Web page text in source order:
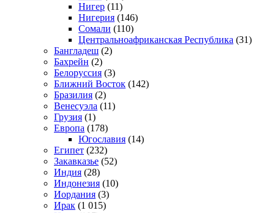
Нигер (11)
Нигерия (146)
Сомали (110)
Центральноафриканская Республика (31)
Бангладеш (2)
Бахрейн (2)
Белоруссия (3)
Ближний Восток (142)
Бразилия (2)
Венесуэла (11)
Грузия (1)
Европа (178)
Югославия (14)
Египет (232)
Закавказье (52)
Индия (28)
Индонезия (10)
Иордания (3)
Ирак (1 015)